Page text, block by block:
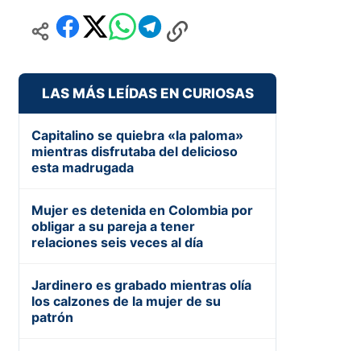
LAS MÁS LEÍDAS EN CURIOSAS
Capitalino se quiebra «la paloma»
mientras disfrutaba del delicioso
esta madrugada
Mujer es detenida en Colombia por
obligar a su pareja a tener
relaciones seis veces al día
Jardinero es grabado mientras olía
los calzones de la mujer de su
patrón